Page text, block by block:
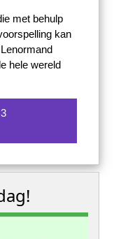
met behulp
kan
hele wereld